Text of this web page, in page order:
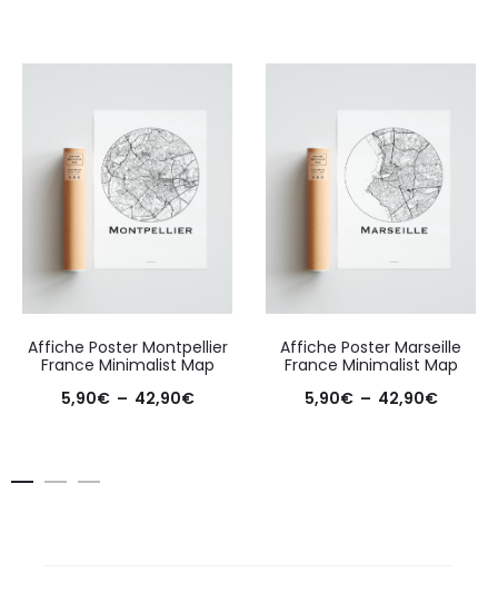
Affiche Poster Montpellier
France Minimalist Map
5,90€ – 42,90€Plage
Affiche Poster Marseille
France Minimalist Map
5,90€ – 42,90€Plage